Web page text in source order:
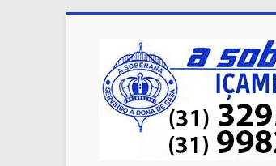
A
Soberana
Içamentos